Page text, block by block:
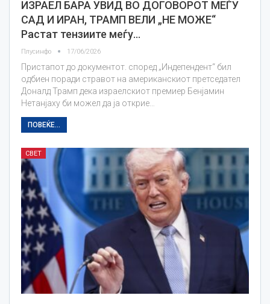
ИЗРАЕЛ БАРА УВИД ВО ДОГОВОРОТ МЕЃУ
САД И ИРАН, ТРАМП ВЕЛИ „НЕ МОЖЕ“
Растат тензиите меѓу…
Плусинфо 17/06/2026
Пристапот до документот. според „Индепендент“ бил
одбиен поради стравот на американскиот претседател
Доналд Трамп дека израелскиот премиер Бенјамин
Нетанјаху би можел да ја открие…
ПОВЕЌЕ...
СВЕТ